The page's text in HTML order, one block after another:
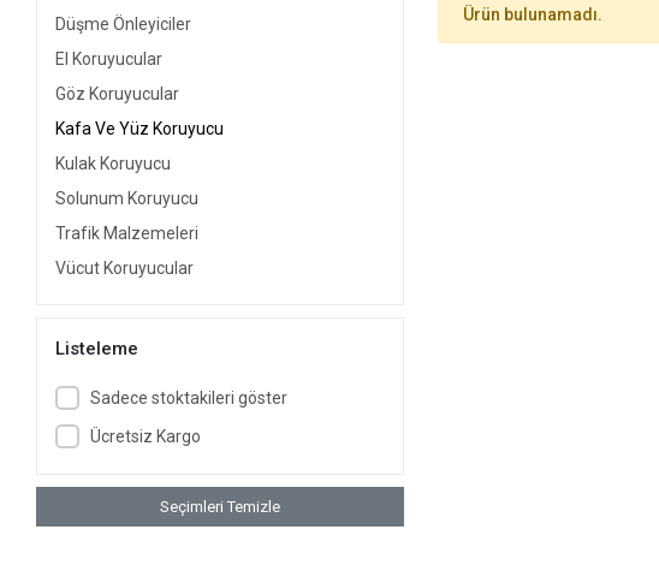
Düşme Önleyiciler
El Koruyucular
Göz Koruyucular
Kafa Ve Yüz Koruyucu
Kulak Koruyucu
Solunum Koruyucu
Trafik Malzemeleri
Vücut Koruyucular
Listeleme
Sadece stoktakileri göster
Ücretsiz Kargo
Seçimleri Temizle
Ürün bulunamadı.